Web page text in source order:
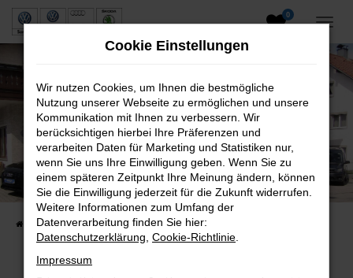
Zum
0
Neuwagen und Gebrauchtwagen
VW, VW Nutzfahrzeuge, Audi & Skoda
Startseite Fahrzeuge Fahrzeugsuche
Cookie Einstellungen
Wir nutzen Cookies, um Ihnen die bestmögliche
Nutzung unserer Webseite zu ermöglichen und unsere
Kommunikation mit Ihnen zu verbessern. Wir
berücksichtigen hierbei Ihre Präferenzen und
verarbeiten Daten für Marketing und Statistiken nur,
wenn Sie uns Ihre Einwilligung geben. Wenn Sie zu
einem späteren Zeitpunkt Ihre Meinung ändern, können
Sie die Einwilligung jederzeit für die Zukunft widerrufen.
Weitere Informationen zum Umfang der
Datenverarbeitung finden Sie hier:
Datenschutzerklärung Cookie-Richtlinie
Impressum